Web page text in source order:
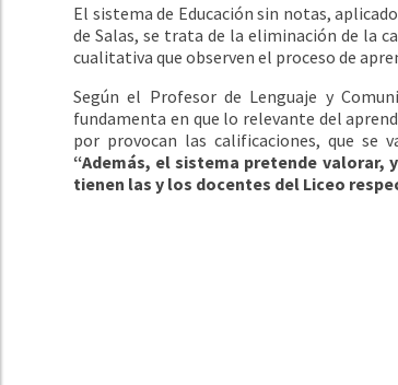
El sistema de Educación sin notas,
de Salas, se trata de la eliminación de la
cualitativa que observen el proceso de
Según el Profesor de Lenguaje y
fundamenta en que lo relevante del
por provocan las calificaciones, que se
“Además, el sistema pretende
tienen las y los docentes del Liceo